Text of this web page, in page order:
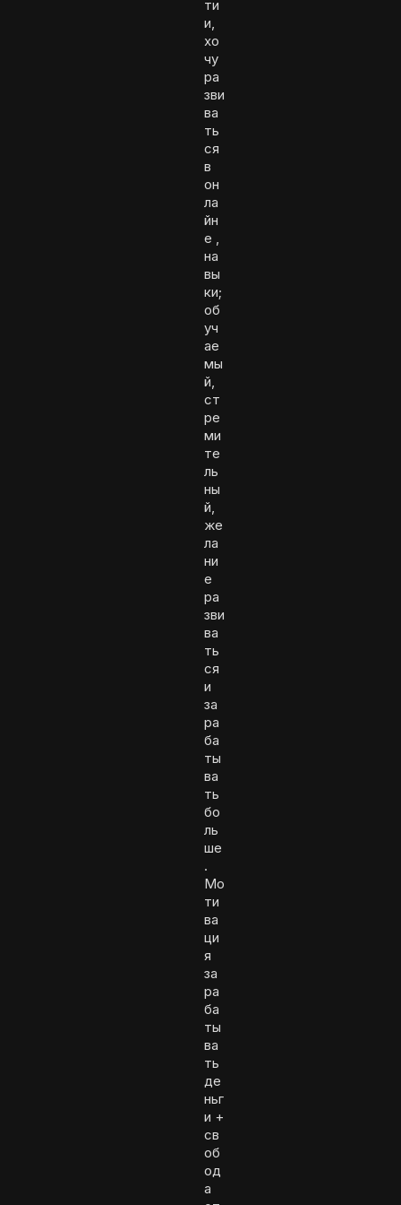
ти
и,
хо
чу
ра
зви
ва
ть
ся
в
он
ла
йн
е ,
на
вы
ки;
об
уч
ае
мы
й,
ст
ре
ми
те
ль
ны
й,
же
ла
ни
е
ра
зви
ва
ть
ся
и
за
ра
ба
ты
ва
ть
бо
ль
ше
.
Мо
ти
ва
ци
я
за
ра
ба
ты
ва
ть
де
ньг
и +
св
об
од
а